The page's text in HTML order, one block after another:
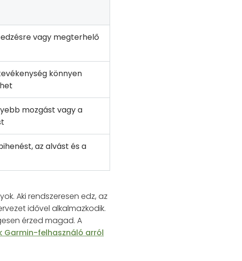
vagy megterhelő
könnyen
mozgást vagy a
az alvást és a
Aki rendszeresen edz, az
idővel alkalmazkodik.
érzed magad. A
Garmin-felhasználó arról